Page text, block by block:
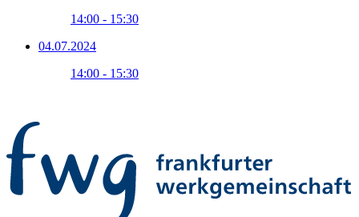
14:00 - 15:30
04.07.2024
14:00 - 15:30